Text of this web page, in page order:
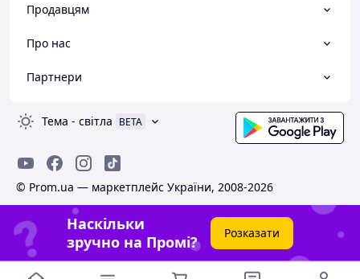
Продавцям
Про нас
Партнери
Тема - світла BETA
© Prom.ua — маркетплейс України, 2008-2026
Наскільки
зручно на Промі?
Розказати